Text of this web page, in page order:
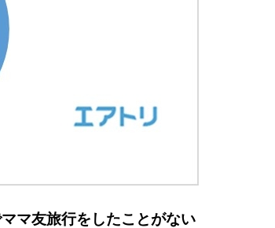
マ友旅行をしたことがない